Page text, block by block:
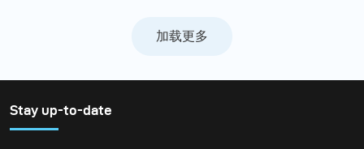
加载更多
Stay up-to-date